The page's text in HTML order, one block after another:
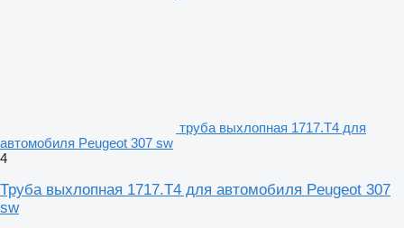
труба выхлопная 1717.T4 для
автомобиля Peugeot 307 sw
4
Труба выхлопная 1717.T4 для автомобиля Peugeot 307
sw